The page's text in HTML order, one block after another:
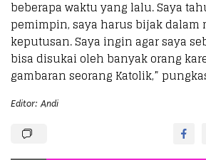
beberapa waktu yang lalu. Saya
pemimpin, saya harus bijak dalam
keputusan. Saya ingin agar saya
bisa disukai oleh banyak orang
gambaran seorang Katolik,”
Editor: Andi